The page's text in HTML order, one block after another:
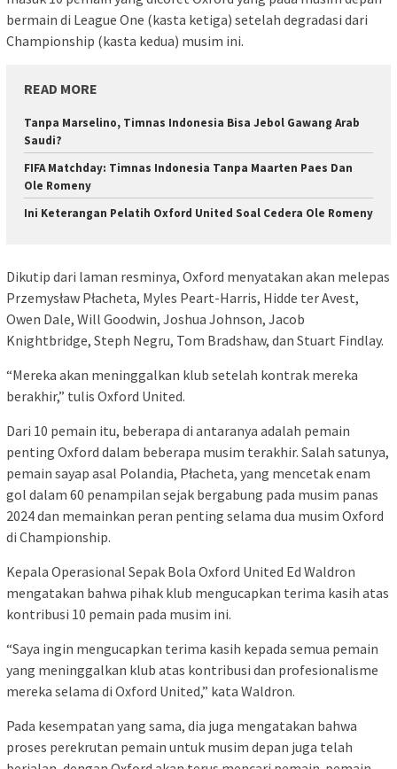
bermain di League One (kasta ketiga) setelah degradasi dari
Championship (kasta kedua) musim ini.
READ MORE
Tanpa Marselino, Timnas Indonesia Bisa Jebol Gawang Arab
Saudi?
FIFA Matchday: Timnas Indonesia Tanpa Maarten Paes Dan
Ole Romeny
Ini Keterangan Pelatih Oxford United Soal Cedera Ole Romeny
Dikutip dari laman resminya, Oxford menyatakan akan melepas
Przemysław Płacheta, Myles Peart-Harris, Hidde ter Avest,
Owen Dale, Will Goodwin, Joshua Johnson, Jacob
Knightbridge, Steph Negru, Tom Bradshaw, dan Stuart Findlay.
“Mereka akan meninggalkan klub setelah kontrak mereka
berakhir,” tulis Oxford United.
Dari 10 pemain itu, beberapa di antaranya adalah pemain
penting Oxford dalam beberapa musim terakhir. Salah satunya,
pemain sayap asal Polandia, Płacheta, yang mencetak enam
gol dalam 60 penampilan sejak bergabung pada musim panas
2024 dan memainkan peran penting selama dua musim Oxford
di Championship.
Kepala Operasional Sepak Bola Oxford United Ed Waldron
mengatakan bahwa pihak klub mengucapkan terima kasih atas
kontribusi 10 pemain pada musim ini.
“Saya ingin mengucapkan terima kasih kepada semua pemain
yang meninggalkan klub atas kontribusi dan profesionalisme
mereka selama di Oxford United,” kata Waldron.
Pada kesempatan yang sama, dia juga mengatakan bahwa
proses perekrutan pemain untuk musim depan juga telah